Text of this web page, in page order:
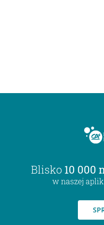
Blisko 10 000
w naszej